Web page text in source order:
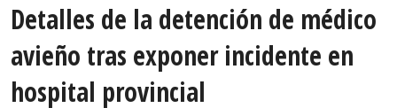
Detalles de la detención de médico
avieño tras exponer incidente en
hospital provincial